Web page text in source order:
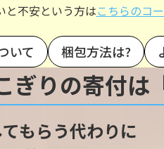
と不安という方はこちらのコ
いて 梱包方法は?
ぎりの寄付は
もらう代わりに